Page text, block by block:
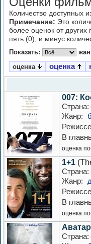
Количество доступных
Примечание: Это
более оценок от
пять (0), и минус
Показать:
оценка
оценка
007:
Страна:
Жанр:
В
оценка
1+1
Страна:
Жанр:
В
оценка
Аватар
Страна: